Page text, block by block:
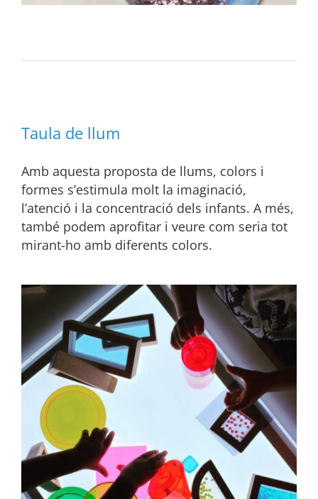
Taula de llum
Amb aquesta proposta de llums, colors i
formes s’estimula molt la imaginació,
l’atenció i la concentració dels infants. A més,
també podem aprofitar i veure com seria tot
mirant-ho amb diferents colors.